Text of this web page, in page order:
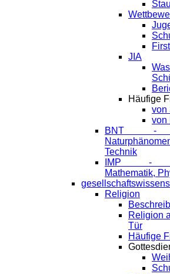
JIA
Häufige
von
von
BNT -
Technik
IMP -
Mathematik,
Religion
Religion
Tür
Häufige